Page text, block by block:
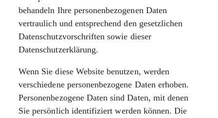
behandeln Ihre personenbezogenen Daten
vertraulich und entsprechend den gesetzlichen
Datenschutzvorschriften sowie dieser
Datenschutzerklärung.
Wenn Sie diese Website benutzen, werden
verschiedene personenbezogene Daten erhoben.
Personenbezogene Daten sind Daten, mit denen
Sie persönlich identifiziert werden können. Die